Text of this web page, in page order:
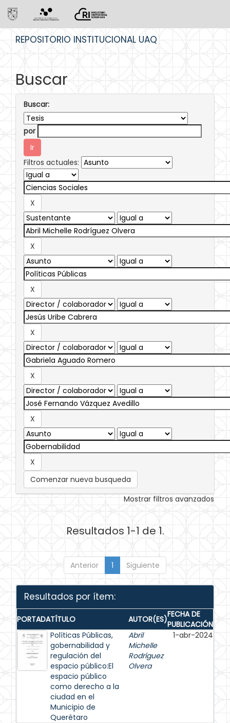
REPOSITORIO INSTITUCIONAL UAQ
Buscar
Buscar:
por
Filtros actuales:
Comenzar nueva busqueda
Mostrar filtros avanzados
Resultados 1-1 de 1.
Anterior 1 Siguiente
Resultados por ítem:
PORTADATÍTULO AUTOR(ES)FECHA DE
PUBLICACIÓN
Políticas Públicas,
gobernabilidad y
regulación del
espacio público:El
espacio público
como derecho a la
ciudad en el
Municipio de
Querétaro
Abril
Michelle
Rodríguez
Olvera
1-abr-2024